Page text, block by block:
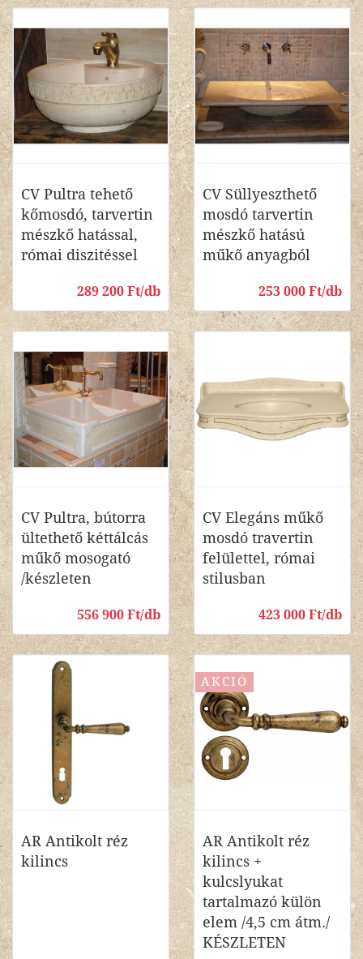
CV Pultra tehető
kőmosdó, tarvertin
mészkő hatással,
római diszitéssel
289 200 Ft/db
CV Süllyeszthető
mosdó tarvertin
mészkő hatású
műkő anyagból
253 000 Ft/db
CV Pultra, bútorra
ültethető kéttálcás
műkő mosogató
/készleten
556 900 Ft/db
CV Elegáns műkő
mosdó travertin
felülettel, római
stilusban
423 000 Ft/db
AR Antikolt réz
kilincs
AKCIÓ
AR Antikolt réz
kilincs +
kulcslyukat
tartalmazó külön
elem /4,5 cm átm./
KÉSZLETEN